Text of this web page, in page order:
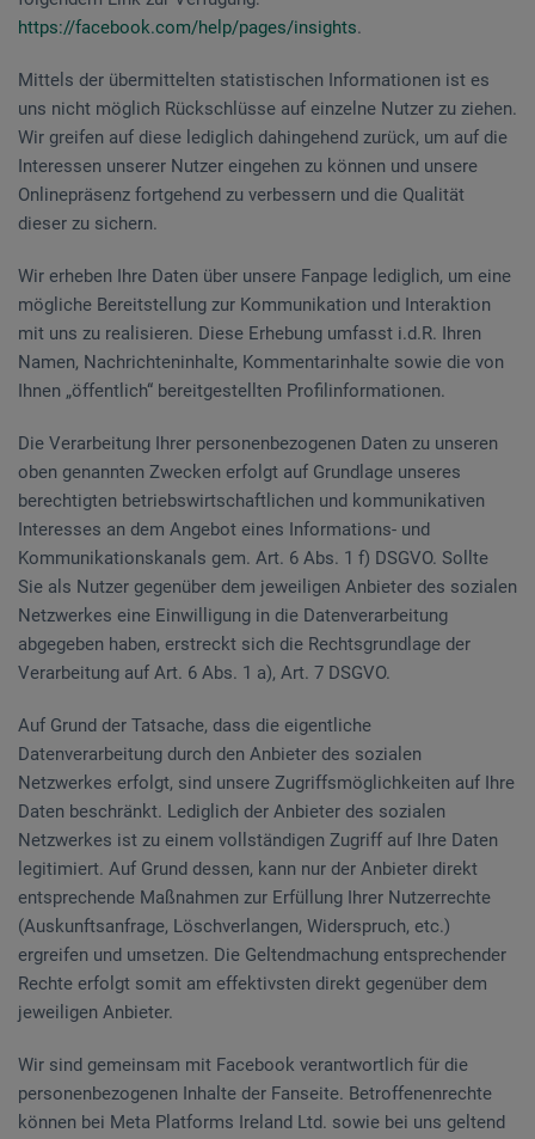
https://facebook.com/help/pages/insights.
Mittels der übermittelten statistischen Informationen ist es
uns nicht möglich Rückschlüsse auf einzelne Nutzer zu ziehen.
Wir greifen auf diese lediglich dahingehend zurück, um auf die
Interessen unserer Nutzer eingehen zu können und unsere
Onlinepräsenz fortgehend zu verbessern und die Qualität
dieser zu sichern.
Wir erheben Ihre Daten über unsere Fanpage lediglich, um eine
mögliche Bereitstellung zur Kommunikation und Interaktion
mit uns zu realisieren. Diese Erhebung umfasst i.d.R. Ihren
Namen, Nachrichteninhalte, Kommentarinhalte sowie die von
Ihnen „öffentlich“ bereitgestellten Profilinformationen.
Die Verarbeitung Ihrer personenbezogenen Daten zu unseren
oben genannten Zwecken erfolgt auf Grundlage unseres
berechtigten betriebswirtschaftlichen und kommunikativen
Interesses an dem Angebot eines Informations- und
Kommunikationskanals gem. Art. 6 Abs. 1 f) DSGVO. Sollte
Sie als Nutzer gegenüber dem jeweiligen Anbieter des sozialen
Netzwerkes eine Einwilligung in die Datenverarbeitung
abgegeben haben, erstreckt sich die Rechtsgrundlage der
Verarbeitung auf Art. 6 Abs. 1 a), Art. 7 DSGVO.
Auf Grund der Tatsache, dass die eigentliche
Datenverarbeitung durch den Anbieter des sozialen
Netzwerkes erfolgt, sind unsere Zugriffsmöglichkeiten auf Ihre
Daten beschränkt. Lediglich der Anbieter des sozialen
Netzwerkes ist zu einem vollständigen Zugriff auf Ihre Daten
legitimiert. Auf Grund dessen, kann nur der Anbieter direkt
entsprechende Maßnahmen zur Erfüllung Ihrer Nutzerrechte
(Auskunftsanfrage, Löschverlangen, Widerspruch, etc.)
ergreifen und umsetzen. Die Geltendmachung entsprechender
Rechte erfolgt somit am effektivsten direkt gegenüber dem
jeweiligen Anbieter.
Wir sind gemeinsam mit Facebook verantwortlich für die
personenbezogenen Inhalte der Fanseite. Betroffenenrechte
können bei Meta Platforms Ireland Ltd. sowie bei uns geltend